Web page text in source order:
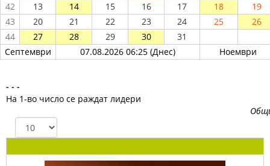
42
13 14 15 16 17 18
19
43
20 21 22 23 24 25
26
44
27 28 29 30
31
Септември
07.08.2026 06:25 (Днес) Ноември
- - -
На 1-во число се раждат лидери